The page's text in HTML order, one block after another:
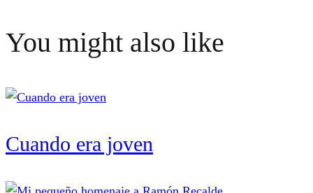
You might also like
Cuando era joven